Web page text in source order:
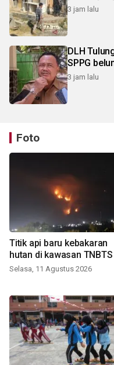
3 jam lalu
DLH
SPPG
3 jam lalu
Foto
Titik api baru kebakaran
hutan di kawasan TNBTS
Selasa, 11 Agustus 2026